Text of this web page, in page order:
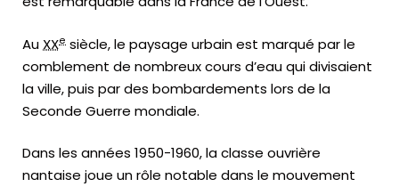
Au XXe siècle, le paysage urbain est marqué par le
comblement de nombreux cours d’eau qui divisaient
la ville, puis par des bombardements lors de la
Seconde Guerre mondiale.
Dans les années 1950-1960, la classe ouvrière
nantaise joue un rôle notable dans le mouvement